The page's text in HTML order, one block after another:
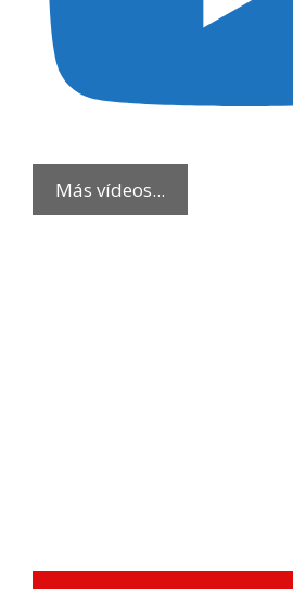
Más vídeos...